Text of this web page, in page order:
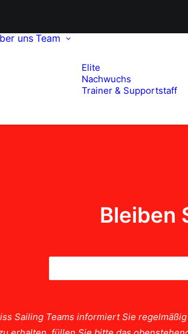
uns Team
Elite
Nachwuchs
Trainer & Supportstaff
Bleiben
Sailing Teams informiert Sie